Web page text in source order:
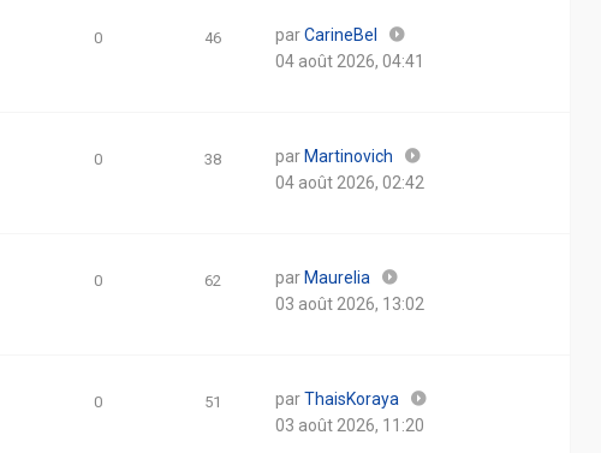
0 46 parCarineBel
04 août 2026, 04:41
0 38 par Martinovich
04 août 2026, 02:42
0 62 par Maurelia
03 août 2026, 13:02
0 51 parThaisKoraya
03 août 2026, 11:20